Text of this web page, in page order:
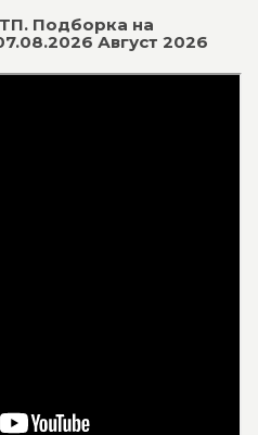
Подборка на
Август 2026